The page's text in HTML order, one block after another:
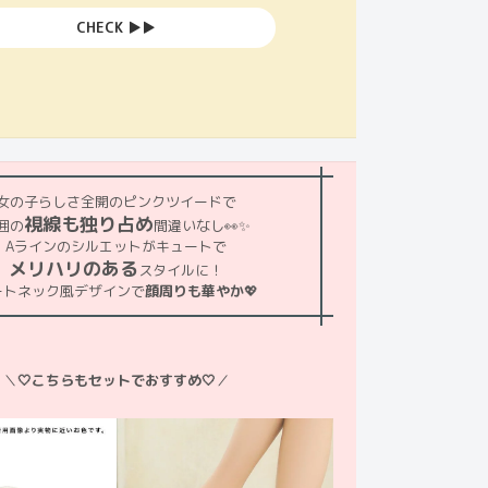
CHECK ▶︎▶︎
の子らしさ全開のピンクツイードで
の視線も独り占め間違いなし👀✨
Aラインのシルエットがキュートで
メリハリのあるスタイルに！
ネック風デザインで顔周りも華やか💖
＼🤍こちらもセットでおすすめ🤍／